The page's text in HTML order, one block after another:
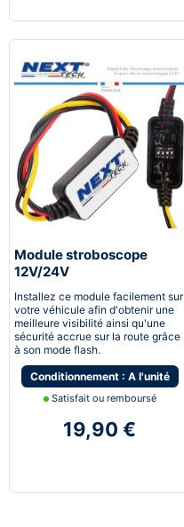
Module stroboscope
12V/24V
Installez ce module facilement sur
votre véhicule afin d'obtenir une
meilleure visibilité ainsi qu'une
sécurité accrue sur la route grâce
à son mode flash.
Conditionnement : A l'unité
Satisfait ou remboursé
19,90 €